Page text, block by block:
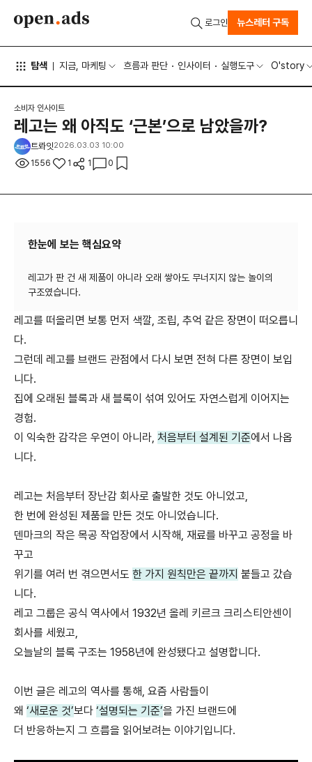
탐색 지금, 마케팅 흐름과 판단 인사이터 실행도구 O'story
로그인 뉴스레터 구독
소비자 인사이트
레고는 왜 아직도 ‘근본’으로 남았을까?
트롸잇2026.03.03 10:00
1556 1 1 0
한눈에 보는 핵심요약
레고가 판 건 새 제품이 아니라 오래 쌓아도 무너지지 않는 놀이의
레고를 떠올리면 보통 먼저 색깔, 조립, 추억 같은 장면이 떠오릅니
다.
그런데 레고를 브랜드 관점에서 다시 보면 전혀 다른 장면이 보입
니다.
집에 오래된 블록과 새 블록이 섞여 있어도 자연스럽게 이어지는
경험.
이 익숙한 감각은 우연이 아니라, 처음부터 설계된 기준에서 나옵
니다.
레고는 처음부터 장난감 회사로 출발한 것도 아니었고,
한 번에 완성된 제품을 만든 것도 아니었습니다.
덴마크의 작은 목공 작업장에서 시작해, 재료를 바꾸고 공정을 바
꾸고
위기를 여러 번 겪으면서도 한 가지 원칙만은 끝까지 붙들고 갔습
니다.
레고 그룹은 공식 역사에서 1932년 올레 키르크 크리스티안센이
회사를 세웠고,
오늘날의 블록 구조는 1958년에 완성됐다고 설명합니다.
이번 글은 레고의 역사를 통해, 요즘 사람들이
왜 ‘새로운 것’보다 ‘설명되는 기준’을 가진 브랜드에
더 반응하는지 그 흐름을 읽어보려는 이야기입니다.